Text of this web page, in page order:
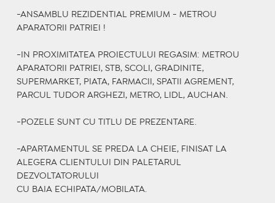
-ANSAMBLU REZIDENTIAL PREMIUM - METROU
APARATORII PATRIEI !
-IN PROXIMITATEA PROIECTULUI REGASIM: METROU
APARATORII PATRIEI, STB, SCOLI, GRADINITE,
SUPERMARKET, PIATA, FARMACII, SPATII AGREMENT,
PARCUL TUDOR ARGHEZI, METRO, LIDL, AUCHAN.
-POZELE SUNT CU TITLU DE PREZENTARE.
-APARTAMENTUL SE PREDA LA CHEIE, FINISAT LA
ALEGERA CLIENTULUI DIN PALETARUL
DEZVOLTATORULUI
CU BAIA ECHIPATA/MOBILATA.